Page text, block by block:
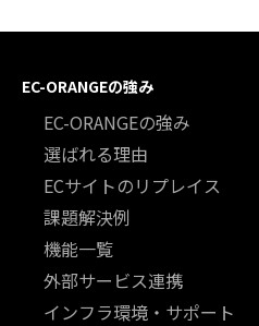
EC-ORANGEの強み
EC-ORANGEの強み
選ばれる理由
ECサイトのリプレイス
課題解決例
機能一覧
外部サービス連携
インフラ環境・サポート